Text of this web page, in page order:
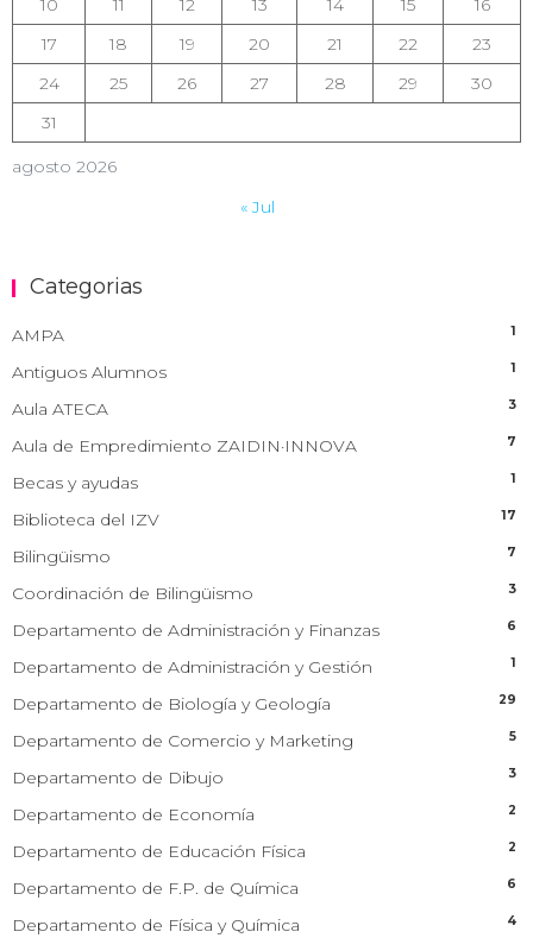
agosto 2026
17
18 19 20 21 22
23
24
25 26 27 28 29
30
31
« Jul
Categorias
AMPA 1
Antiguos Alumnos 1
Aula ATECA 3
Aula de Empredimiento ZAIDIN·INNOVA 7
Becas y ayudas 1
Biblioteca del IZV 17
Bilingüismo 7
Coordinación de Bilingüismo 3
Departamento de Administración y Finanzas 6
Departamento de Administración y Gestión 1
Departamento de Biología y Geología 29
Departamento de Comercio y Marketing 5
Departamento de Dibujo 3
Departamento de Economía 2
Departamento de Educación Física 2
Departamento de F.P. de Química 6
Departamento de Física y Química 4